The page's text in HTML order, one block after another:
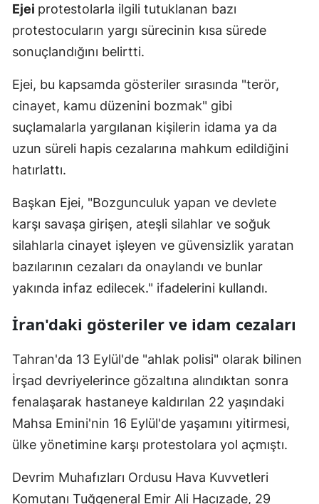
Gaziantep
Gümüşhane
Hakkari
Hatay
Mersin
İstanbul
İzmir
Kars
Kastamonu
Kırklareli
Kırşehir
Kocaeli
Kütahya
Ejei protestolarla ilgili tutuklanan bazı
protestocuların yargı sürecinin kısa sürede
sonuçlandığını belirtti.
Ejei, bu kapsamda gösteriler sırasında "terör,
cinayet, kamu düzenini bozmak" gibi
suçlamalarla yargılanan kişilerin idama ya da
uzun süreli hapis cezalarına mahkum edildiğini
hatırlattı.
Başkan Ejei, "Bozgunculuk yapan ve devlete
karşı savaşa girişen, ateşli silahlar ve soğuk
silahlarla cinayet işleyen ve güvensizlik yaratan
bazılarının cezaları da onaylandı ve bunlar
yakında infaz edilecek." ifadelerini kullandı.
İran'daki gösteriler ve idam cezaları
Tahran'da 13 Eylül'de "ahlak polisi" olarak bilinen
İrşad devriyelerince gözaltına alındıktan sonra
fenalaşarak hastaneye kaldırılan 22 yaşındaki
Mahsa Emini'nin 16 Eylül'de yaşamını yitirmesi,
ülke yönetimine karşı protestolara yol açmıştı.
Devrim Muhafızları Ordusu Hava Kuvvetleri
Komutanı Tuğgeneral Emir Ali Hacızade, 29